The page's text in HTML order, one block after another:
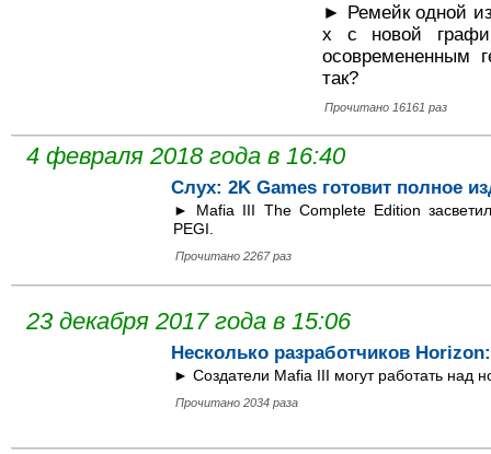
► Ремейк одной
х с новой
осовремененным
так?
Прочитано 16161 раз
4 февраля 2018 года в 16:40
Слух: 2K Games готовит полное
► Mafia III The Complete Edition
PEGI.
Прочитано 2267 раз
23 декабря 2017 года в 15:06
Несколько разработчиков
► Создатели Mafia III могут работать над
Прочитано 2034 раза